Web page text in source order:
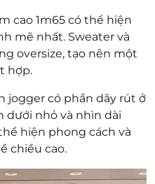
cao 1m65 có thể hiện
mẽ nhất. Sweater và
oversize, tạo nên một
hợp.
jogger có phần dây rút ở
dưới nhỏ và nhìn dài
hiện phong cách và
chiều cao.